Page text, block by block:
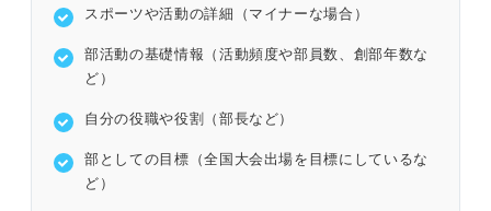
スポーツや活動の詳細（マイナーな場合）
部活動の基礎情報（活動頻度や部員数、創部年数な
ど）
自分の役職や役割（部長など）
部としての目標（全国大会出場を目標にしているな
ど）